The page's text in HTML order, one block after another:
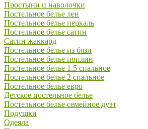
Простыни и наволочки
Постельное белье лен
Постельное белье перкаль
Постельное белье сатин
Сатин жаккард
Постельное белье из бязи
Постельное белье поплин
Постельное белье 1.5 спальное
Постельное белье 2 спальное
Постельное белье евро
Детское постельное белье
Постельное белье семейное дуэт
Подушки
Одеяла